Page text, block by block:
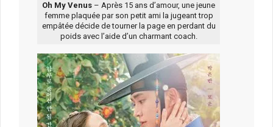
Oh My Venus – Après 15 ans d’amour, une jeune
femme plaquée par son petit ami la jugeant trop
empâtée décide de tourner la page en perdant du
poids avec l’aide d’un charmant coach.